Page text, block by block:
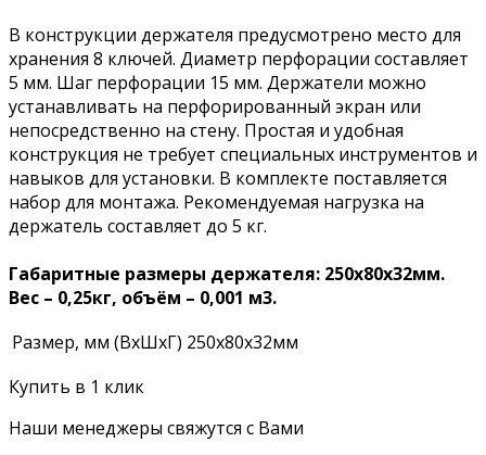
В конструкции держателя предусмотрено место для
хранения 8 ключей. Диаметр перфорации составляет
5 мм. Шаг перфорации 15 мм. Держатели можно
устанавливать на перфорированный экран или
непосредственно на стену. Простая и удобная
конструкция не требует специальных инструментов и
навыков для установки. В комплекте поставляется
набор для монтажа. Рекомендуемая нагрузка на
держатель составляет до 5 кг.
Габаритные размеры держателя: 250х80х32мм.
Вес – 0,25кг, объём – 0,001 м3.
Размер, мм (ВхШхГ) 250х80х32мм
Купить в 1 клик
Наши менеджеры свяжутся с Вами